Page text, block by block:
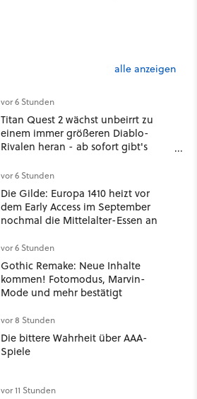
alle anzeigen
vor 6 Stunden
Titan Quest 2 wächst unbeirrt zu
einem immer größeren Diablo-
Rivalen heran - ab sofort gibt's
Klasse
vor 6 Stunden
Die Gilde: Europa 1410 heizt vor
dem Early Access im September
nochmal die Mittelalter-Essen an
vor 6 Stunden
Gothic Remake: Neue Inhalte
kommen! Fotomodus, Marvin-
Mode und mehr bestätigt
vor 8 Stunden
Die bittere Wahrheit über AAA-
Spiele
vor 11 Stunden